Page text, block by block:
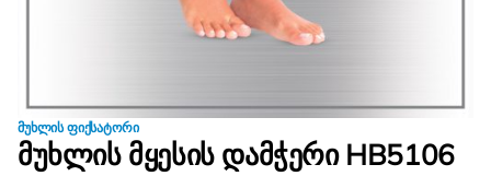
ᲛᲣᲮᲚᲘᲡ ᲤᲘᲥᲡᲐᲢᲝᲠᲘ
მუხლის მყესის დამჭერი HB5106